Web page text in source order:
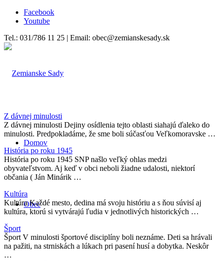
Facebook
Youtube
Tel.: 031/786 11 25 | Email: obec@zemianskesady.sk
Domov
Obec
Z dávnej minulosti
Z dávnej minulosti Dejiny osídlenia tejto oblasti siahajú ďaleko do
minulosti. Predpokladáme, že sme boli súčasťou Veľkomoravske …
História po roku 1945
História po roku 1945 SNP našlo veľký ohlas medzi
obyvateľstvom. Aj keď v obci neboli žiadne udalosti, niektorí
občania ( Ján Minárik …
Kultúra
Kultúra Každé mesto, dedina má svoju históriu a s ňou súvisí aj
kultúra, ktorú si vytvárajú ľudia v jednotlivých historických …
Šport
Šport V minulosti športové disciplíny boli neznáme. Deti sa hrávali
na pažiti, na strniskách a lúkach pri pasení husí a dobytka. Neskôr
…